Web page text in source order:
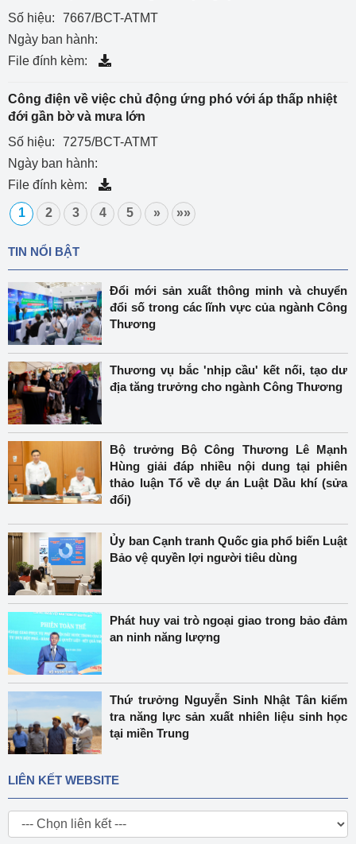
Số hiệu:
7667/BCT-ATMT
Ngày ban hành:
File đính kèm:
Công điện về việc chủ động ứng phó với áp thấp nhiệt
đới gần bờ và mưa lớn
Số hiệu:
7275/BCT-ATMT
Ngày ban hành:
File đính kèm:
1 2 3 4 5 » »»
TIN NỔI BẬT
Đổi mới sản xuất thông minh và chuyển
đổi số trong các lĩnh vực của ngành Công
Thương
Thương vụ bắc 'nhịp cầu' kết nối, tạo dư
địa tăng trưởng cho ngành Công Thương
Bộ trưởng Bộ Công Thương Lê Mạnh
Hùng giải đáp nhiều nội dung tại phiên
thảo luận Tổ về dự án Luật Dầu khí (sửa
đổi)
Ủy ban Cạnh tranh Quốc gia phổ biến Luật
Bảo vệ quyền lợi người tiêu dùng
Phát huy vai trò ngoại giao trong bảo đảm
an ninh năng lượng
Thứ trưởng Nguyễn Sinh Nhật Tân kiểm
tra năng lực sản xuất nhiên liệu sinh học
tại miền Trung
LIÊN KẾT WEBSITE